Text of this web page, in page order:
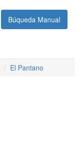
Búqueda Manual
El Pantano